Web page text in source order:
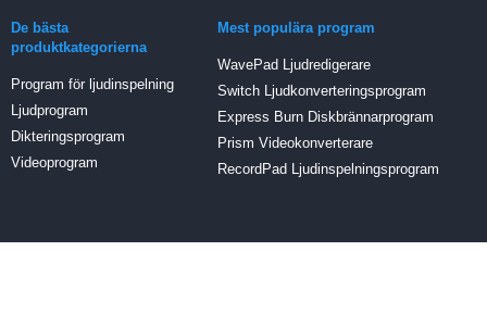
De bästa
produktkategorierna
Program för ljudinspelning
Ljudprogram
Dikteringsprogram
Videoprogram
Mest populära program
WavePad Ljudredigerare
Switch Ljudkonverteringsprogram
Express Burn Diskbrännarprogram
Prism Videokonverterare
RecordPad Ljudinspelningsprogram